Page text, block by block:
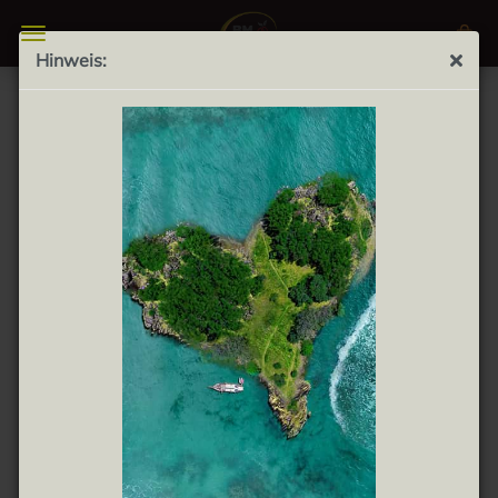
Hinweis:
Sierra Prieta Arbequina 500ml - natives Olivenöl